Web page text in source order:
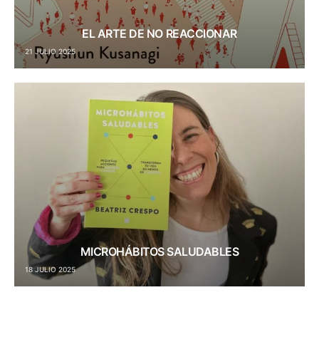
EL ARTE DE NO REACCIONAR
21 JULIO 2025
MICROHÁBITOS SALUDABLES
18 JULIO 2025